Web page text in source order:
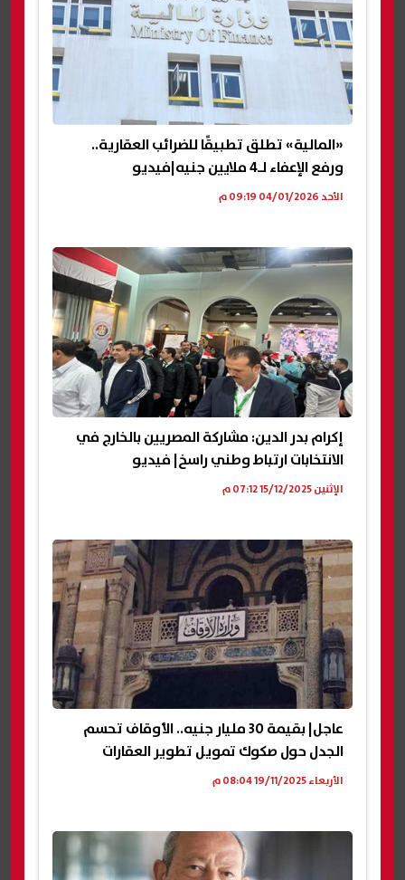
«المالية» تطلق تطبيقًا للضرائب العقارية..
ورفع الإعفاء لـ4 ملايين جنيه|فيديو
الأحد 04/01/2026 09:19 م
إكرام بدر الدين: مشاركة المصريين بالخارج في
الانتخابات ارتباط وطني راسخ| فيديو
الإثنين 15/12/2025 07:12 م
عاجل| بقيمة 30 مليار جنيه.. الأوقاف تحسم
الجدل حول صكوك تمويل تطوير العقارات
الأربعاء 19/11/2025 08:04 م